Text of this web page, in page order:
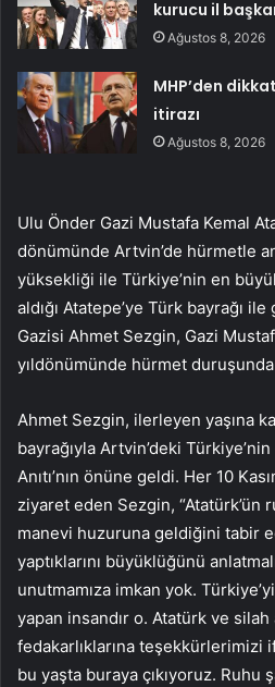
kurucu il
Ağustos 8, 2026
MHP’den
itirazı
Ağustos 8, 2026
Ulu Önder Gazi Mustafa Kemal
dönümünde Artvin’de hürmetle
yüksekliği ile Türkiye’nin en
aldığı Atatepe’ye Türk bayrağı
Gazisi Ahmet Sezgin, Gazi
yıldönümünde hürmet
Ahmet Sezgin, ilerleyen yaşına
bayrağıyla Artvin’deki
Anıtı’nın önüne geldi. Her 10
ziyaret eden Sezgin, “Atatürk’ün
manevi huzuruna geldiğini tabir
yaptıklarını büyüklüğünü
unutmamıza imkan yok.
yapan insandır o. Atatürk ve silah
fedakarlıklarına teşekkürlerimizi
bu yaşta buraya çıkıyoruz. Ruhu